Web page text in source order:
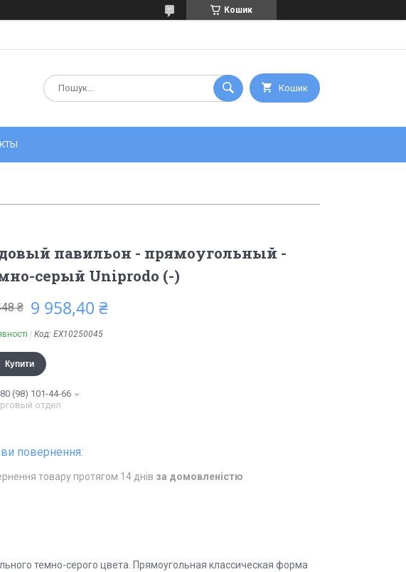
Кошик
Кошик
павильон - прямоугольный -
серый Uniprodo (-)
₴ 9 958,40 ₴
Код: EX10250045
Купити
(98) 101-44-66
отдел
товару протягом 14 днів за домовленістю
темно-серого цвета. Прямоугольная классическая форма